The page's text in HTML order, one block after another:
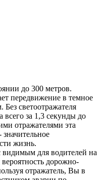
до 300 метров.
передвижение в темное
Без светоотражателя
всего за 1,3 секунды до
отражателями эта
жизнь.
для водителей на
дорожно-
отражатель, Вы в